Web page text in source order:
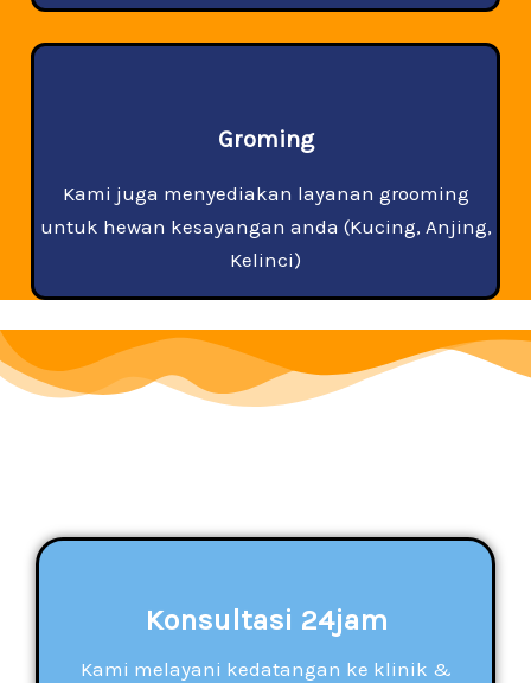
Groming
Kami juga menyediakan layanan grooming
untuk hewan kesayangan anda (Kucing, Anjing,
Kelinci)
Konsultasi 24jam
Kami melayani kedatangan ke klinik &